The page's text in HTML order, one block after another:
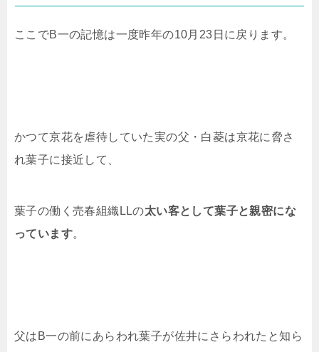
ここでB一の記憶は一度昨年の10月23日に戻ります。
かつて京花を虐待していた実の父・白菱は京花に脅さ
れ葉子に接近して、
葉子の働く売春組織LLの太い客として葉子と親密にな
っています。
父はB一の前にあらわれ葉子が佐井にさらわれたと知ら